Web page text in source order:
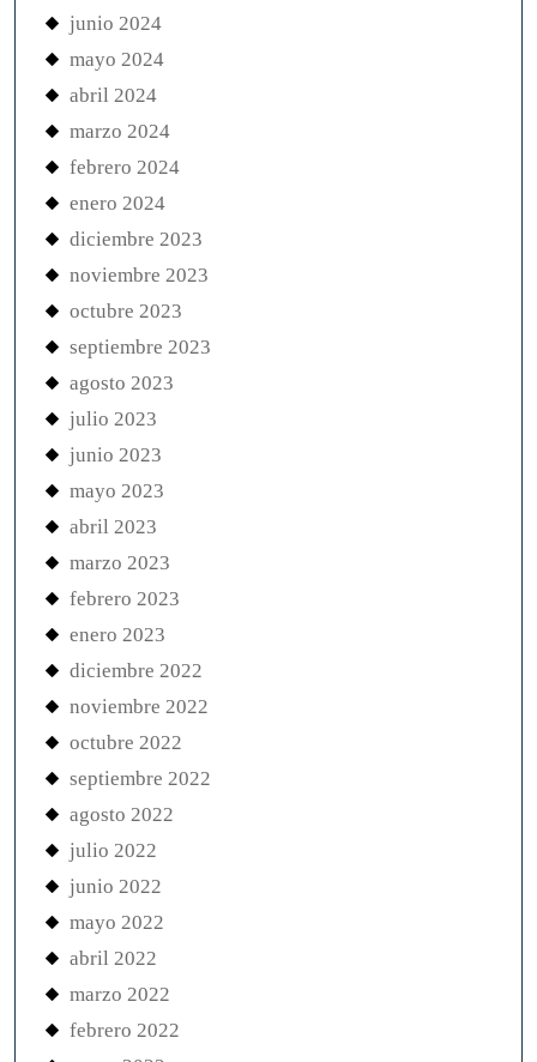
junio 2024
mayo 2024
abril 2024
marzo 2024
febrero 2024
enero 2024
diciembre 2023
noviembre 2023
octubre 2023
septiembre 2023
agosto 2023
julio 2023
junio 2023
mayo 2023
abril 2023
marzo 2023
febrero 2023
enero 2023
diciembre 2022
noviembre 2022
octubre 2022
septiembre 2022
agosto 2022
julio 2022
junio 2022
mayo 2022
abril 2022
marzo 2022
febrero 2022